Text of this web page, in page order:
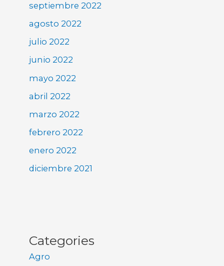
septiembre 2022
agosto 2022
julio 2022
junio 2022
mayo 2022
abril 2022
marzo 2022
febrero 2022
enero 2022
diciembre 2021
Categories
Agro